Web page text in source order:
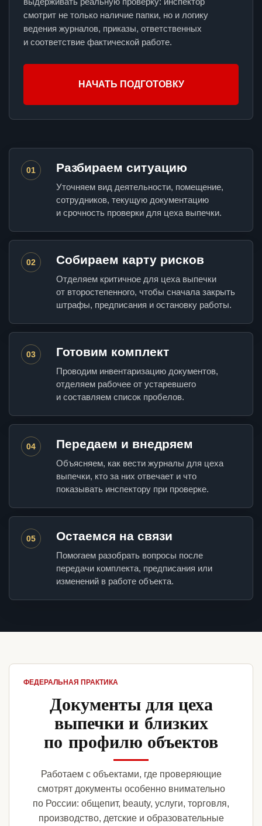
смотрит не только наличие папки, но и логику
ведения журналов, приказы, ответственных
и соответствие фактической работе.
НАЧАТЬ ПОДГОТОВКУ
01 Разбираем ситуацию
Уточняем вид деятельности, помещение,
сотрудников, текущую документацию
и срочность проверки для цеха выпечки.
02 Собираем карту рисков
Отделяем критичное для цеха выпечки
от второстепенного, чтобы сначала закрыть
штрафы, предписания и остановку работы.
03 Готовим комплект
Проводим инвентаризацию документов,
отделяем рабочее от устаревшего
и составляем список пробелов.
04 Передаем и внедряем
Объясняем, как вести журналы для цеха
выпечки, кто за них отвечает и что
показывать инспектору при проверке.
05 Остаемся на связи
Помогаем разобрать вопросы после
передачи комплекта, предписания или
изменений в работе объекта.
ФЕДЕРАЛЬНАЯ ПРАКТИКА
Документы для цеха
выпечки и близких
по профилю объектов
Работаем с объектами, где проверяющие
смотрят документы особенно внимательно
по России: общепит, beauty, услуги, торговля,
производство, детские и образовательные